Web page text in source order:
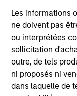
Les informations
ne doivent pas
ou interprétées
sollicitation
outre, de tels
ni proposés ni
dans laquelle de